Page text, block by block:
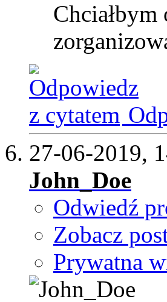
27-06-2019,
John_Doe
Odwiedź
Zobacz
Prywatna